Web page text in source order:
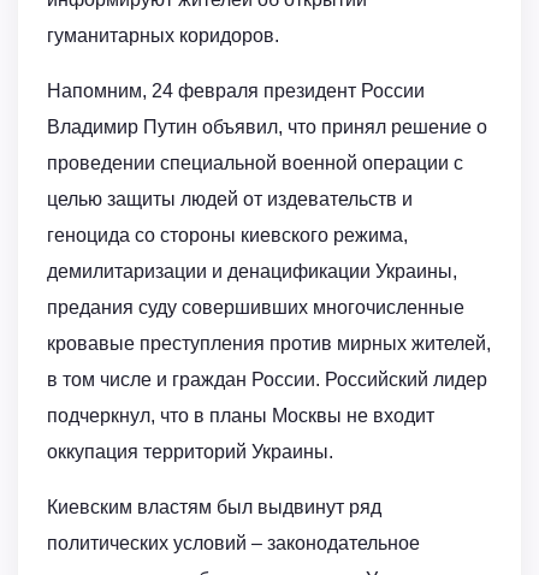
гуманитарных коридоров.
Напомним, 24 февраля президент России
Владимир Путин объявил, что принял решение о
проведении специальной военной операции с
целью защиты людей от издевательств и
геноцида со стороны киевского режима,
демилитаризации и денацификации Украины,
предания суду совершивших многочисленные
кровавые преступления против мирных жителей,
в том числе и граждан России. Российский лидер
подчеркнул, что в планы Москвы не входит
оккупация территорий Украины.
Киевским властям был выдвинут ряд
политических условий – законодательное